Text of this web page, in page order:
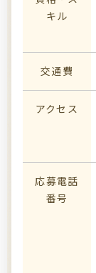
キル
交通費
アクセス
応募電話
番号